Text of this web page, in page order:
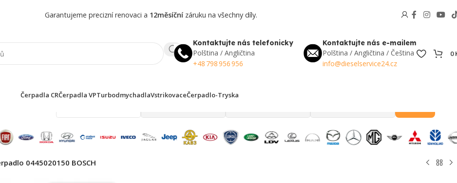
Garantujeme precizní renovaci a 12měsíčnízáruku na všechny díly.
Kontaktujte nás telefonicky
Polština / Angličtina
+48 798 956 956
Kontaktujte nás e-mailem
Polština / Angličtina / Čeština
info@dieselservice24.cz
0
Čerpadla CRČerpadla VPTurbodmychadlaVstrikovaceČerpadlo-Tryska
0445020150 BOSCH